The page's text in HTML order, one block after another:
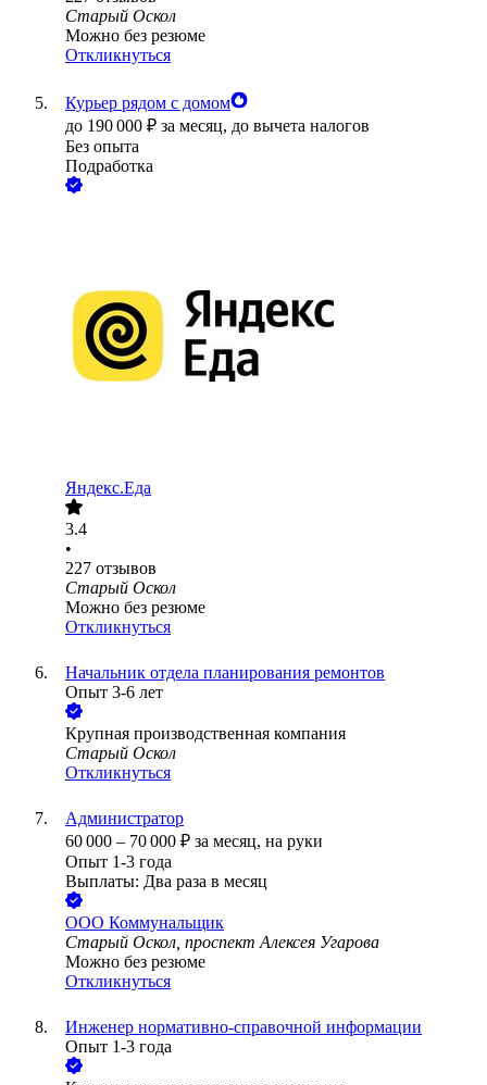
Старый Оскол
Можно без резюме
Откликнуться
Курьер рядом с домом
до 190 000 ₽ за месяц, до вычета налогов
Без опыта
Подработка
Яндекс.Еда
3.4
•
227 отзывов
Старый Оскол
Можно без резюме
Откликнуться
Начальник отдела планирования ремонтов
Опыт 3-6 лет
Крупная производственная компания
Старый Оскол
Откликнуться
Администратор
60 000 – 70 000 ₽ за месяц, на руки
Опыт 1-3 года
Выплаты: Два раза в месяц
ООО Коммунальщик
Старый Оскол, проспект Алексея Угарова
Можно без резюме
Откликнуться
Инженер нормативно-справочной информации
Опыт 1-3 года